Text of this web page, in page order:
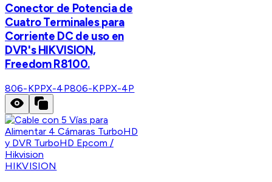
Conector de Potencia de
Cuatro Terminales para
Corriente DC de uso en
DVR's HIKVISION,
Freedom R8100.
806-KPPX-4P806-KPPX-4P
HIKVISION